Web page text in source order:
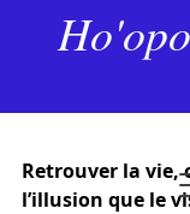
L’Unité
Dernière mise à jour :
Retrouver la vie,
l’illusion que le